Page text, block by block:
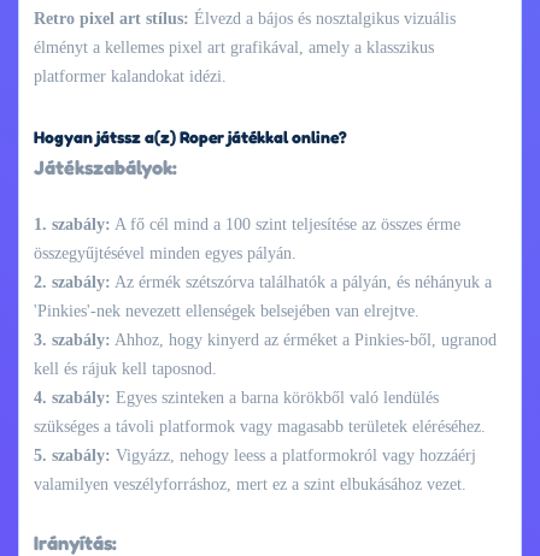
Retro pixel art stílus: Élvezd a bájos és nosztalgikus vizuális
élményt a kellemes pixel art grafikával, amely a klasszikus
platformer kalandokat idézi.
Hogyan játssz a(z) Roper játékkal online?
Játékszabályok:
1. szabály: A fő cél mind a 100 szint teljesítése az összes érme
összegyűjtésével minden egyes pályán.
2. szabály: Az érmék szétszórva találhatók a pályán, és néhányuk a
'Pinkies'-nek nevezett ellenségek belsejében van elrejtve.
3. szabály: Ahhoz, hogy kinyerd az érméket a Pinkies-ből, ugranod
kell és rájuk kell taposnod.
4. szabály: Egyes szinteken a barna körökből való lendülés
szükséges a távoli platformok vagy magasabb területek eléréséhez.
5. szabály: Vigyázz, nehogy leess a platformokról vagy hozzáérj
valamilyen veszélyforráshoz, mert ez a szint elbukásához vezet.
Irányítás: